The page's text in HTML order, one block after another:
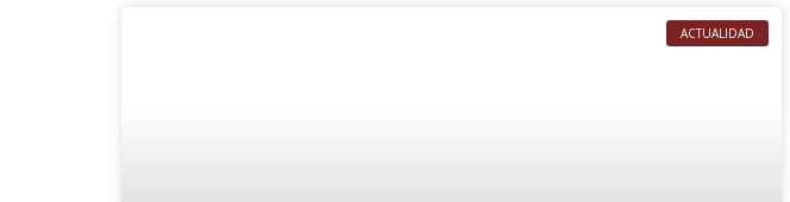
ACTUALIDAD
Page Page